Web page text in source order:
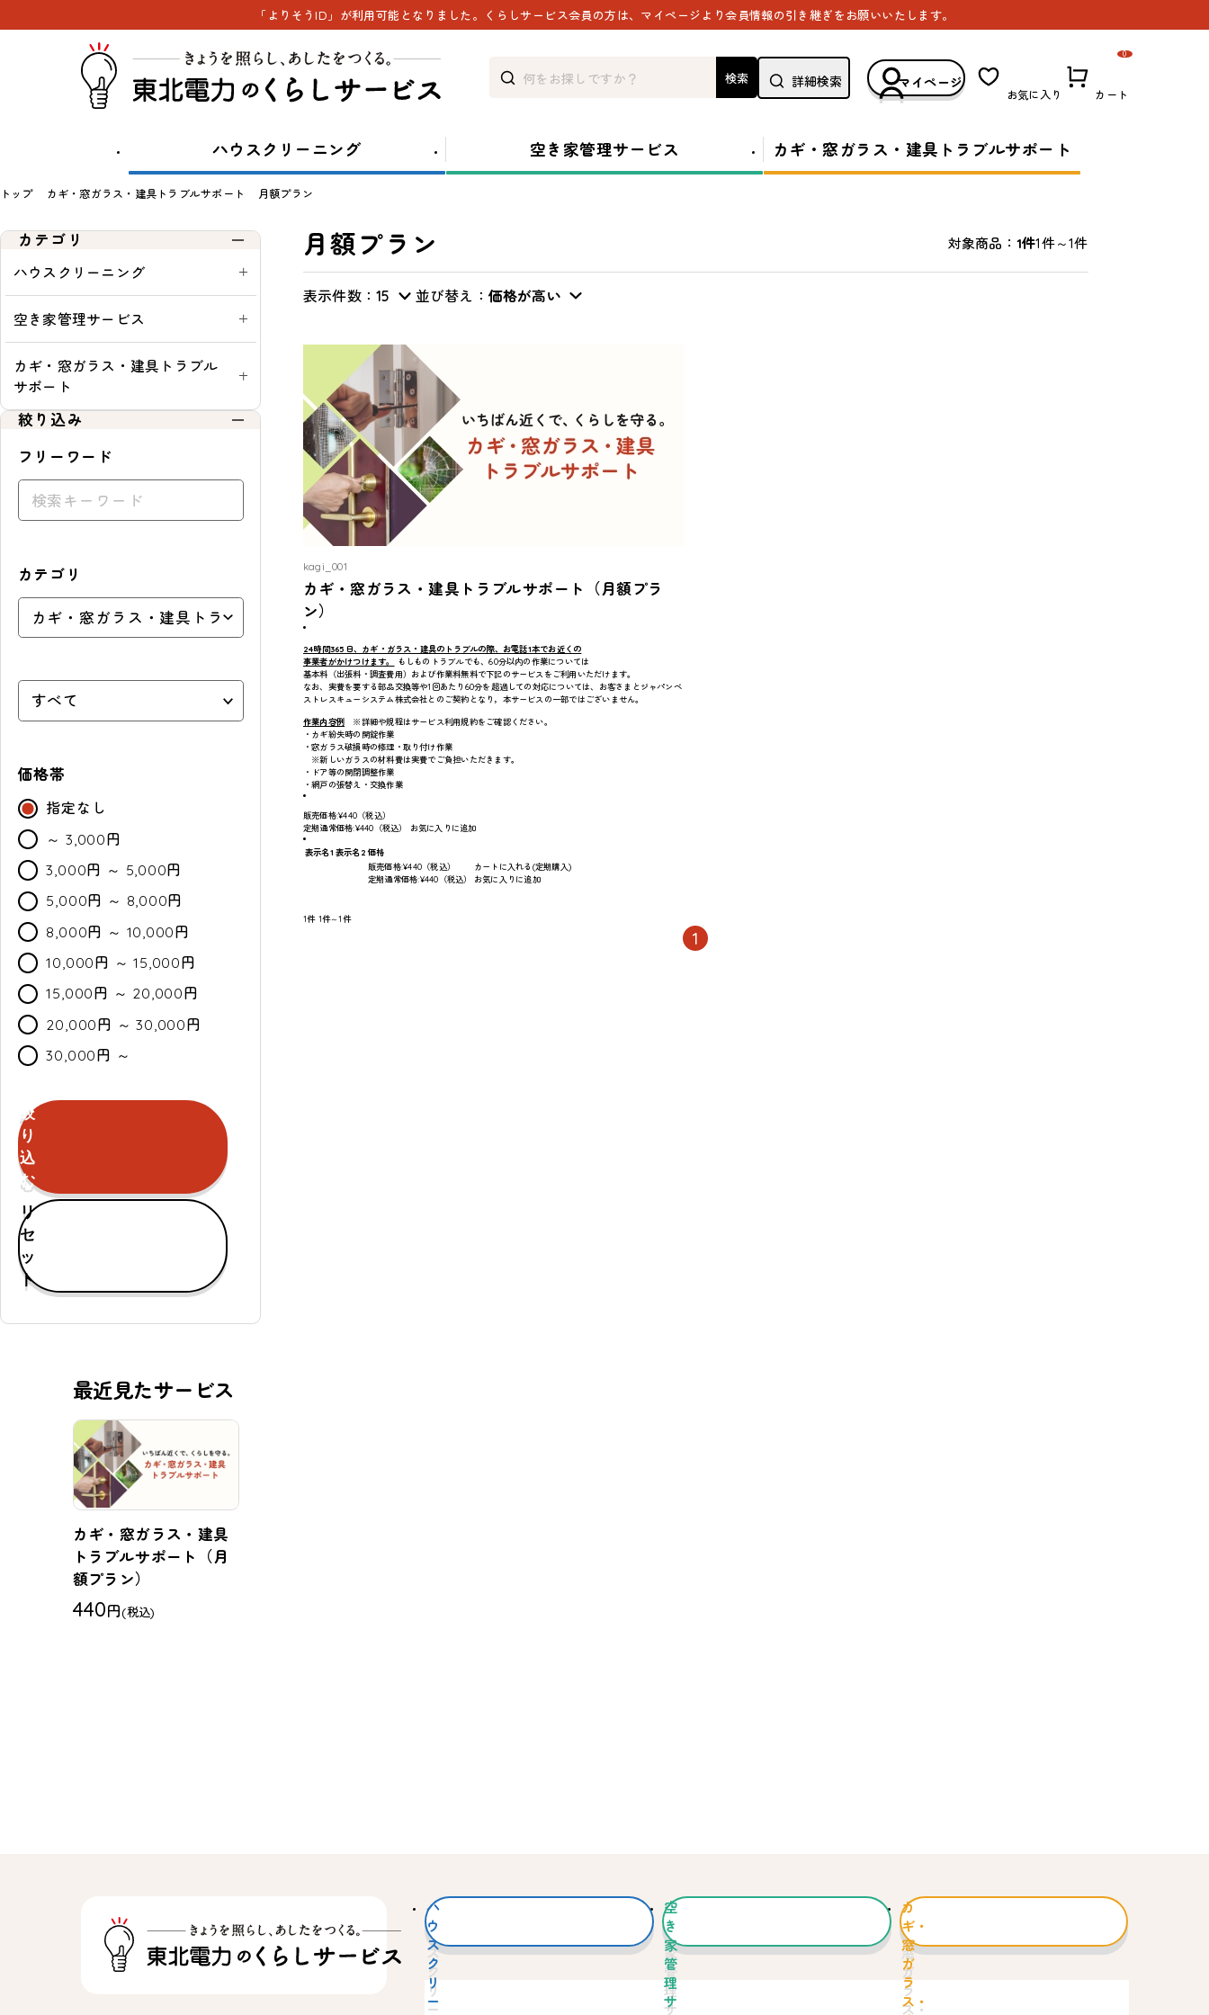
「よりそうID」が利用可能となりました。くらしサービス会員の方は、マイページより会員情報の引き継ぎをお願いいたします。
検索 詳細検索 マイページ
お気に入り カート
0
ハウスクリーニング 空き家管理サービス カギ・窓ガラス・建具トラブルサポート
トップ カギ・窓ガラス・建具トラブルサポート 月額プラン
カテゴリ
ハウスクリーニング
空き家管理サービス
カギ・窓ガラス・建具トラブル
サポート
絞り込み
フリーワード
カテゴリ
価格帯
指定なし
～ 3,000円
3,000円 ～ 5,000円
5,000円 ～ 8,000円
8,000円 ～ 10,000円
10,000円 ～ 15,000円
15,000円 ～ 20,000円
20,000円 ～ 30,000円
30,000円 ～
カ
ラ
ー
通
常・
定
期
表
セ
ー
ル
セールのみ対象
絞
り
込
む
リ
セ
ッ
ト
月額プラン 対象商品： 1件1件～1件
表示件数：15 並び替え： 価格が高い
表一
通
定
可
能
kagi_001
カギ・窓ガラス・建具トラブルサポート（月額プラ
ン）
24時間365日、カギ・ガラス・建具のトラブルの際、お電話1本でお近くの
事業者がかけつけます。
もしものトラブルでも、60分以内の作業については
基本料（出張料・調査費用）および作業料無料で下記のサービスをご利用いただけます。
なお、実費を要する部品交換等や1回あたり60分を超過しての対応については、お客さまとジャパンベ
ストレスキューシステム株式会社とのご契約となり，本サービスの一部ではございません。
作業内容例
※詳細や規程はサービス利用規約をご確認ください。
・カギ紛失時の開錠作業
・窓ガラス破損時の修理・取り付け作業
※新しいガラスの材料費は実費でご負担いただきます。
・ドア等の開閉調整作業
・網戸の張替え・交換作業
販売価格:¥440 （税込）
定期通常価格:¥440（税込）
お気に入りに追加
表示名1 表示名2 価格
販売価格:¥440 （税込）
定期通常価格:¥440（税込）
カートに入れる(定期購入)
お気に入りに追加
1件 1件～1件
1
最近見たサービス
カギ・窓ガラス・建具
トラブルサポート（月
額プラン）
440円(税込)
ハ
ウ
ス
ク
リ
ー
空
き
家
管
理
サ
カ
ギ・
窓
ガ
ラ
ス・